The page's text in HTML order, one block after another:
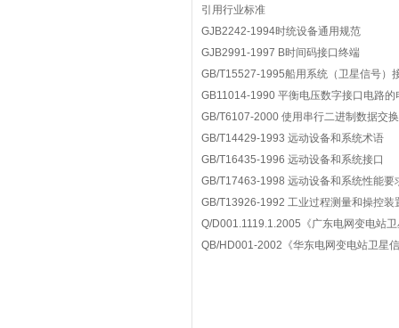
引用行业标准
GJB2242-1994时统设备通用规范
GJB2991-1997 B时间码接口终端
GB/T15527-1995船用系统（卫星信号）
GB11014-1990 平衡电压数字接口电路的
GB/T6107-2000 使用串行二进制数据交
GB/T14429-1993 远动设备和系统术语
GB/T16435-1996 远动设备和系统接口
GB/T17463-1998 远动设备和系统性能要
GB/T13926-1992 工业过程测量和操控装
Q/D001.1119.1.2005 《广东电网变电站
QB/HD001-2002 《华东电网变电站卫星